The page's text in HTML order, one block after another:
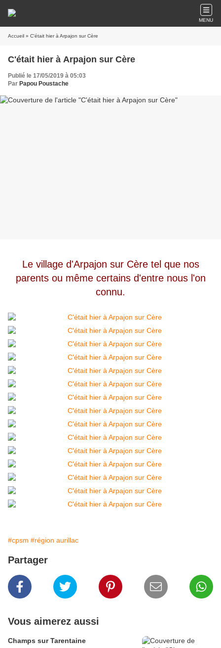
MENU
Accueil » C'était hier à Arpajon sur Cère
C'était hier à Arpajon sur Cère
Publié le 17/05/2019 à 05:03
Par Papou Poustache
Le village d'Arpajon sur Cère tel que nos
parents ou même certains d'entre nous l'on
connu.
#cpsm #région aurillac
Partager
Vous aimerez aussi
Champs sur Tarentaine